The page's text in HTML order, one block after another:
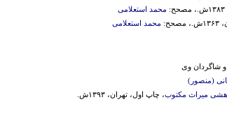
محمد استعلامی
محمد استعلامی
و شاگردان وی
(منصور)
میراث مکتوب، چاپ اول، تهران، ۱۳۹۳ش.